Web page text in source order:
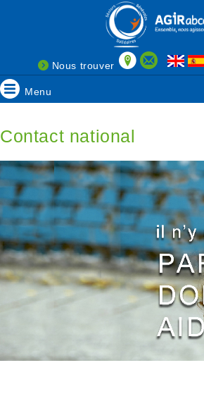
Nous trouver
Menu
Contact national